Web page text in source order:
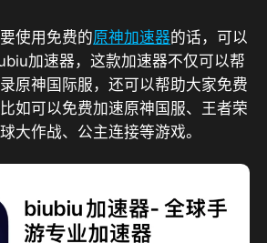
使用免费的原神加速器的话，可以
加速器，这款加速器不仅可以帮
原神国际服，还可以帮助大家免费
如可以免费加速原神国服、王者荣
大作战、公主连接等游戏。